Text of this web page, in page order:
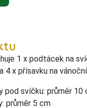
1 x podtácek na
4 x přísavku na
pod svíčku: průměr 10
průměr 5 cm